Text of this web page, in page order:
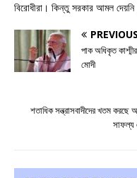
বিরোধীরা। কিন্তু সরকার আমল
PREVIOUS
পাক অধিকৃত
মোদী
শতাধিক সন্ত্রাসবাদীদের খতম
সাফল্য